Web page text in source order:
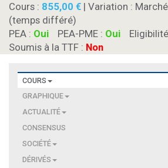
Cours : 855,00 | Variation :
(temps différé)
PEA : Oui PEA-PME : Oui
Soumis à la TTF : Non
COURS
GRAPHIQUE
ACTUALITÉ
CONSENSUS
SOCIÉTÉ
DÉRIVÉS